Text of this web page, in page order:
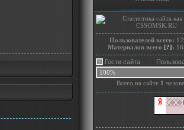
Пользователей всего:
Материалов всего [?]:
Гости сайта
100%
Всего на сайте 1